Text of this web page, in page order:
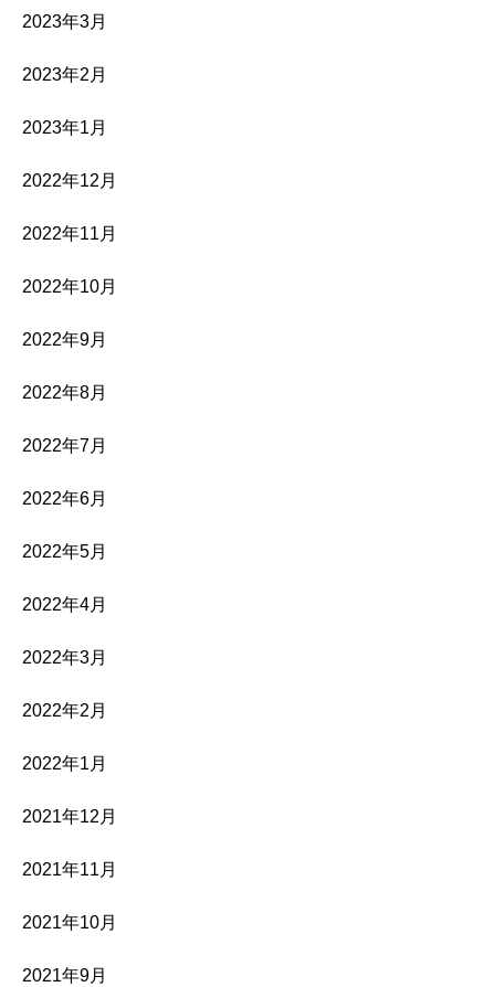
2023年3月
2023年2月
2023年1月
2022年12月
2022年11月
2022年10月
2022年9月
2022年8月
2022年7月
2022年6月
2022年5月
2022年4月
2022年3月
2022年2月
2022年1月
2021年12月
2021年11月
2021年10月
2021年9月